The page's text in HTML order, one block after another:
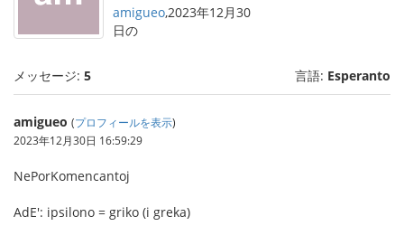
amigueo,2023年12月30
日の
メッセージ: 5 言語: Esperanto
amigueo (プロフィールを表示)
2023年12月30日 16:59:29
NePorKomencantoj
AdE': ipsilono = griko (i greka)